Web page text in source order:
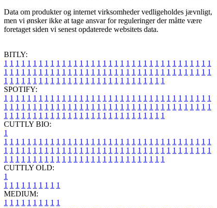
Data om produkter og internet virksomheder vedligeholdes jævnligt,
men vi ønsker ikke at tage ansvar for reguleringer der måtte være
foretaget siden vi senest opdaterede websitets data.
BITLY:
1 1 1 1 1 1 1 1 1 1 1 1 1 1 1 1 1 1 1 1 1 1 1 1 1 1 1 1 1 1 1 1 1 1 1 1
1 1 1 1 1 1 1 1 1 1 1 1 1 1 1 1 1 1 1 1 1 1 1 1 1 1 1 1 1 1 1 1 1 1 1 1
1 1 1 1 1 1 1 1 1 1 1 1 1 1 1 1 1 1 1 1 1 1 1 1 1 1 1 1
SPOTIFY:
1 1 1 1 1 1 1 1 1 1 1 1 1 1 1 1 1 1 1 1 1 1 1 1 1 1 1 1 1 1 1 1 1 1 1 1
1 1 1 1 1 1 1 1 1 1 1 1 1 1 1 1 1 1 1 1 1 1 1 1 1 1 1 1 1 1 1 1 1 1 1 1
1 1 1 1 1 1 1 1 1 1 1 1 1 1 1 1 1 1 1 1 1 1 1 1 1 1 1 1
CUTTLY BIO:
1
1 1 1 1 1 1 1 1 1 1 1 1 1 1 1 1 1 1 1 1 1 1 1 1 1 1 1 1 1 1 1 1 1 1 1 1
1 1 1 1 1 1 1 1 1 1 1 1 1 1 1 1 1 1 1 1 1 1 1 1 1 1 1 1 1 1 1 1 1 1 1 1
1 1 1 1 1 1 1 1 1 1 1 1 1 1 1 1 1 1 1 1 1 1 1 1 1 1 1 1
CUTTLY OLD:
1
1 1 1 1 1 1 1 1 1 1
MEDIUM:
1 1 1 1 1 1 1 1 1 1